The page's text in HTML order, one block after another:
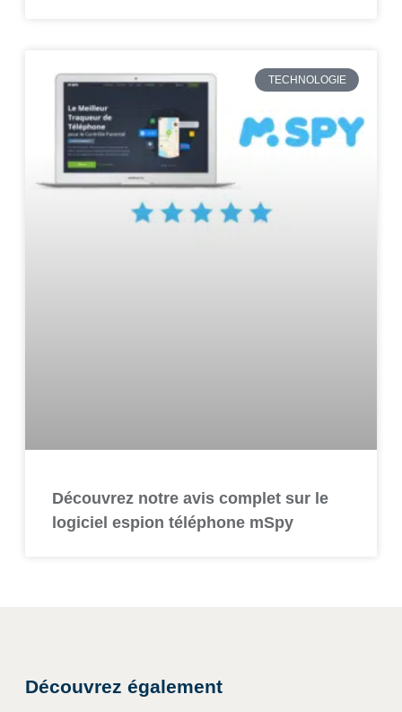
TECHNOLOGIE
Découvrez notre avis complet sur le
logiciel espion téléphone mSpy
Découvrez également